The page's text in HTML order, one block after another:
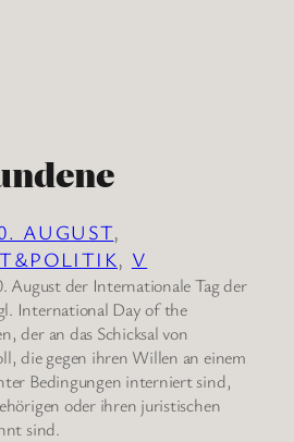
AUGUST
, V
August der Internationale Tag der
International Day of the
der an das Schicksal von
die gegen ihren Willen an einem
Bedingungen interniert sind,
oder ihren juristischen
sind.